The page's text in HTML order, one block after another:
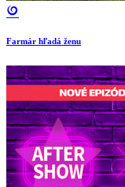
Farmár hľadá ženu